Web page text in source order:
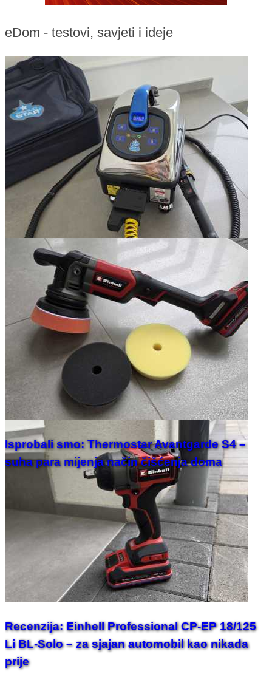
eDom - testovi, savjeti i ideje
Isprobali smo: Thermostar Avantgarde S4 –
suha para mijenja način čišćenja doma
Recenzija: Einhell Professional CP-EP 18/125
Li BL-Solo – za sjajan automobil kao nikada
prije